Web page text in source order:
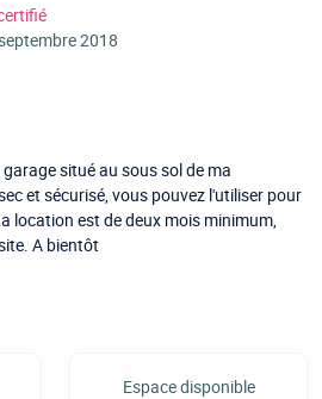
2018
situé au sous sol de ma
et sécurisé, vous pouvez l'utiliser pour
location est de deux mois minimum,
A bientôt
Espace disponible